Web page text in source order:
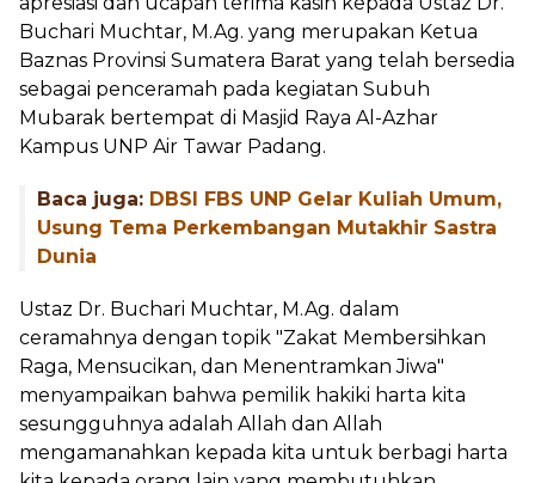
Buchari Muchtar, M.Ag. yang merupakan Ketua
Baznas Provinsi Sumatera Barat yang telah bersedia
sebagai penceramah pada kegiatan Subuh
Mubarak bertempat di Masjid Raya Al-Azhar
Kampus UNP Air Tawar Padang.
Baca juga: DBSI FBS UNP Gelar Kuliah Umum,
Usung Tema Perkembangan Mutakhir Sastra
Dunia
Ustaz Dr. Buchari Muchtar, M.Ag. dalam
ceramahnya dengan topik "Zakat Membersihkan
Raga, Mensucikan, dan Menentramkan Jiwa"
menyampaikan bahwa pemilik hakiki harta kita
sesungguhnya adalah Allah dan Allah
mengamanahkan kepada kita untuk berbagi harta